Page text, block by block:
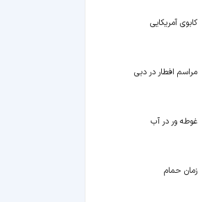
کابوی آمریکایی
مراسم افطار در دبی
غوطه ور در آب
زمان حمام